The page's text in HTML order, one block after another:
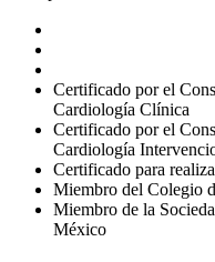
Certificado por el
Cardiología Clínica
Certificado por el
Cardiología
Certificado para
Miembro del Colegio
Miembro de la
México